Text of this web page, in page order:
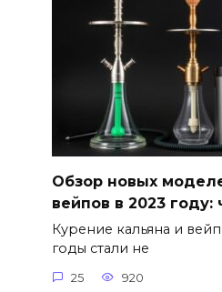
Обзор новых
вейпов в 2023 году:
Курение кальяна и
годы стали не
25 920